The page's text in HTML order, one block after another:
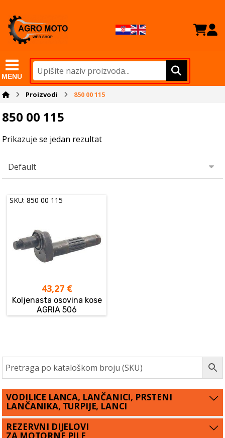
MENU
Proizvodi 850 00 115
850 00 115
Prikazuje se jedan rezultat
SKU: 850 00 115
43,27 €
Koljenasta osovina kose
AGRIA 506
VODILICE LANCA, LANČANICI, PRSTENI
LANČANIKA, TURPIJE, LANCI
REZERVNI DIJELOVI